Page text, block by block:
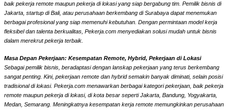
baik pekerja remote maupun pekerja di lokasi yang siap bergabung tim. Pemilik bisnis di
Jakarta, startup di Bali, atau perusahaan berkembang di Surabaya dapat menemukan
berbagai profesional yang siap memenuhi kebutuhan. Dengan permintaan model kerja
fleksibel dan talenta berkualitas, Pekerja.com menyediakan solusi mudah untuk bisnis
dalam merekrut pekerja terbaik.
Masa Depan Pekerjaan: Kesempatan Remote, Hybrid, Pekerjaan di Lokasi
Sebagai pemilik bisnis, beradaptasi dengan lanskap pekerjaan yang terus berkembang
sangat penting. Kini, pekerjaan remote dan hybrid semakin banyak diminati, selain posisi
tradisional di lokasi. Pekerja.com menawarkan berbagai kategori pekerjaan, baik pekerja
remote maupun pekerja di lokasi, di kota besar seperti Jakarta, Bandung, Yogyakarta,
Medan, Semarang. Meningkatnya kesempatan kerja remote memungkinkan perusahaan